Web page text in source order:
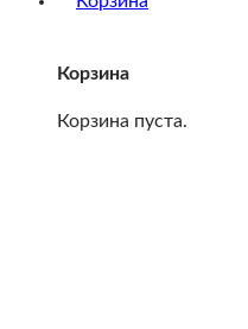
Корзина
Корзина пуста.